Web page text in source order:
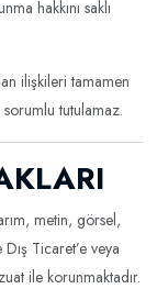
hakkını saklı
ilişkileri tamamen
tutulamaz.
metin, görsel,
Ticaret’e veya
ile korunmaktadır.